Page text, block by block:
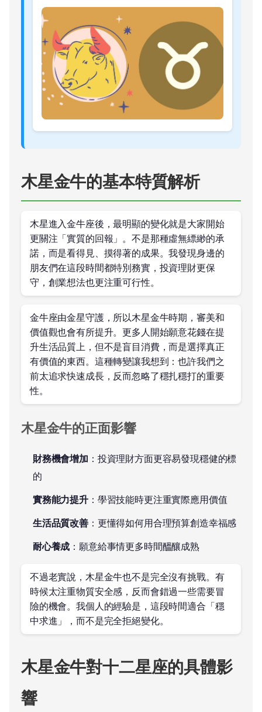
木星金牛的基本特質解析
木星進入金牛座後，最明顯的變化就是大家開始
更關注「實質的回報」。不是那種虛無縹緲的承
諾，而是看得見、摸得著的成果。我發現身邊的
朋友們在這段時間都特別務實，投資理財更保
守，創業想法也更注重可行性。
金牛座由金星守護，所以木星金牛時期，審美和
價值觀也會有所提升。更多人開始願意花錢在提
升生活品質上，但不是盲目消費，而是選擇真正
有價值的東西。這種轉變讓我想到：也許我們之
前太追求快速成長，反而忽略了穩扎穩打的重要
性。
木星金牛的正面影響
財務機會增加 ：投資理財方面更容易發現穩健的標
的
實務能力提升：學習技能時更注重實際應用價值
生活品質改善：更懂得如何用合理預算創造幸福感
耐心養成 ：願意給事情更多時間醞釀成熟
不過老實說，木星金牛也不是完全沒有挑戰。有
時候太注重物質安全感，反而會錯過一些需要冒
險的機會。我個人的經驗是，這段時間適合「穩
中求進」，而不是完全拒絕變化。
木星金牛對十二星座的具體影
響